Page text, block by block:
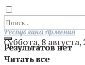
Результатов нет
Читать все
Отправить
Республика Армения
Суббота, 8 августа,